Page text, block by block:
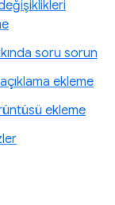
soru sorun
ekleme
ekleme